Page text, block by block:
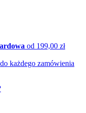
od 199,00 zł
do każdego zamówienia